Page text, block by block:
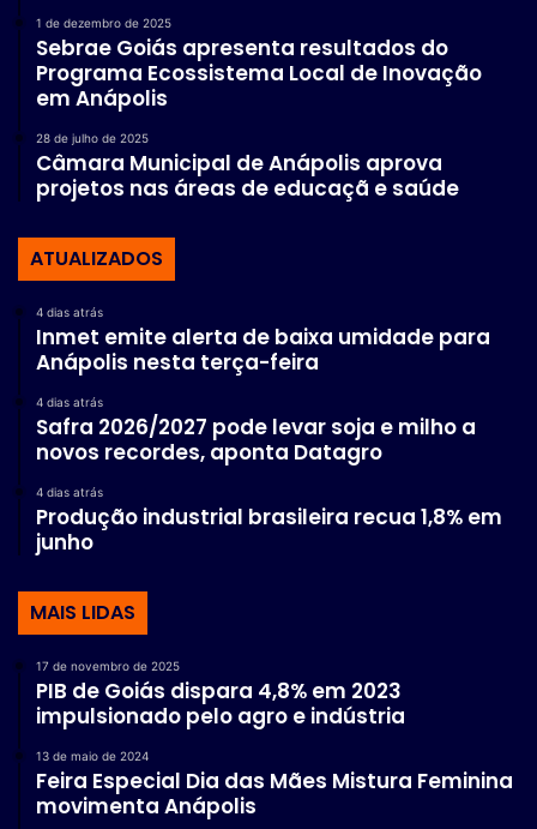
1 de dezembro de 2025
Sebrae Goiás apresenta resultados do
Programa Ecossistema Local de Inovação
em Anápolis
28 de julho de 2025
Câmara Municipal de Anápolis aprova
projetos nas áreas de educaçã e saúde
ATUALIZADOS
4 dias atrás
Inmet emite alerta de baixa umidade para
Anápolis nesta terça-feira
4 dias atrás
Safra 2026/2027 pode levar soja e milho a
novos recordes, aponta Datagro
4 dias atrás
Produção industrial brasileira recua 1,8% em
junho
MAIS LIDAS
17 de novembro de 2025
PIB de Goiás dispara 4,8% em 2023
impulsionado pelo agro e indústria
13 de maio de 2024
Feira Especial Dia das Mães Mistura Feminina
movimenta Anápolis